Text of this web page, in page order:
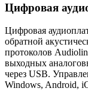
Цифровая
Цифровая
обратной
протоколов
выходных
через USB.
Windows, Android,